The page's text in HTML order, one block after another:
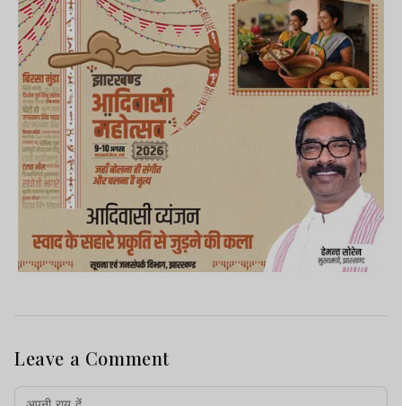
कार्रवाई नहीं हुई तो वे क्षेत्र की सभी खदानों के समक्ष
व्यापक आंदोलन और विरोध प्रदर्शन करेंगे.
Advertisement
Leave a Comment